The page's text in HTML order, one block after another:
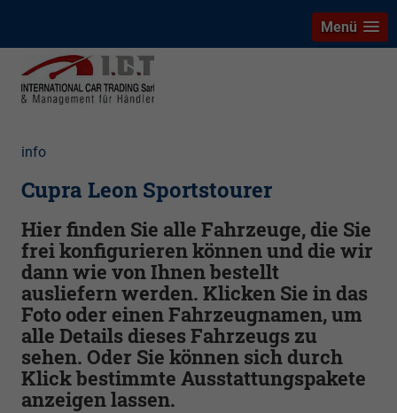
Menü
info
Cupra Leon Sportstourer
Hier finden Sie alle Fahrzeuge, die Sie
frei konfigurieren können und die wir
dann wie von Ihnen bestellt
ausliefern werden. Klicken Sie in das
Foto oder einen Fahrzeugnamen, um
alle Details dieses Fahrzeugs zu
sehen. Oder Sie können sich durch
Klick bestimmte Ausstattungspakete
anzeigen lassen.